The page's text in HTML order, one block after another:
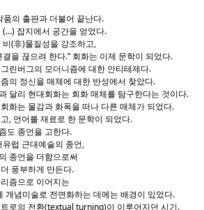
품의 출판과 더불어 끝난다.
잡지에서 공간을 얻었다.
(非)물질성을 강조하고,
을 끊으려 한다.” 회화는 이제 문학이 되었다.
린버그의 모더니즘에 대한 안티테제다.
의 정신을 매체에 대한 반성에서 찾았다.
달리 현대회화는 회화 매체를 탐구한다는 것이다.
화는 물감과 화폭을 떠나 다른 매체가 되었다.
, 언어를 재료로 한 문학이 되었다.
도 종언을 고한다.
럽 근대예술의 종언,
종언을 더함으로써
풍부하게 만든다.
즘으로 이어지는
개념미술로 전면화하는 데에는 배경이 있었다.
로의 전환(textual turning)이 이루어지던 시기.